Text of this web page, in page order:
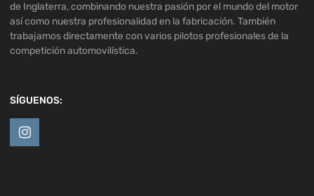
de Inglaterra, combinando nuestra pasión por el mundo del motor
así como nuestra profesionalidad en la fabricación. También
trabajamos directamente con varios pilotos profesionales de la
competición automovilística.
SÍGUENOS: